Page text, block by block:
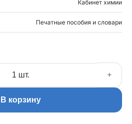
Кабинет химии
Печатные пособия и словари
+
В корзину